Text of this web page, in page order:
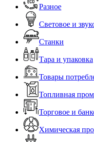
Разное
Световое и
Станки
Тара и упаковка
Товары
Топливная
Торговое и
Химическая